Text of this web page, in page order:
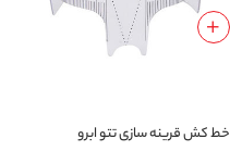
خط کش قرینه سازی تتو ابرو